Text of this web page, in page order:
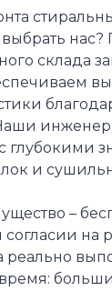
выбрать
склада
глубокими
и
–
на
реально